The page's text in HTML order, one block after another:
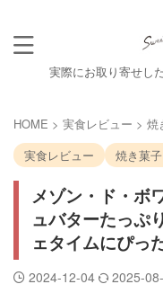
実際にお取り寄せし
HOME > 実食レビュー > 焼
実食レビュー
焼き菓
メゾン・ド・ボ
ュバターたっぷ
ェタイムにぴっ
2024-12-04 2025-